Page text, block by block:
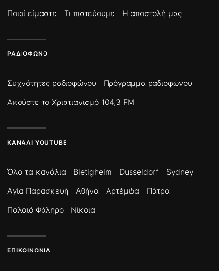
Ποιοί είμαστε Τι πιστεύουμε Η αποστολή μας
ΡΑΔΙΌΦΩΝΟ
Συχνότητες ραδιοφώνου
Πρόγραμμα ραδιοφώνου
Ακούστε το Χριστιανισμό 104,3 FM
ΚΑΝΆΛΙ YOUTUBE
Όλα τα κανάλια Bietigheim Dusseldorf
Sydney
Αγία Παρασκευή
Αθήνα Αρτέμιδα
Πάτρα
Παλαιό Φάληρο
Νίκαια
ΕΠΙΚΟΙΝΩΝΊΑ